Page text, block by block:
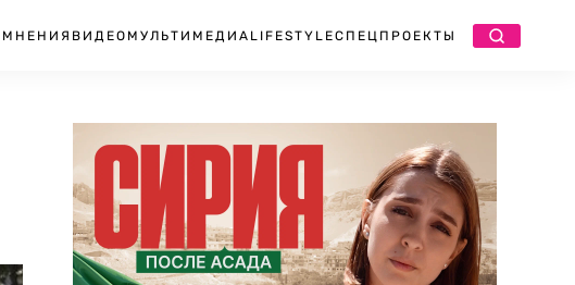
МНЕНИЯ ВИДЕО МУЛЬТИМЕДИА LIFESTYLEСПЕЦПРОЕКТЫ